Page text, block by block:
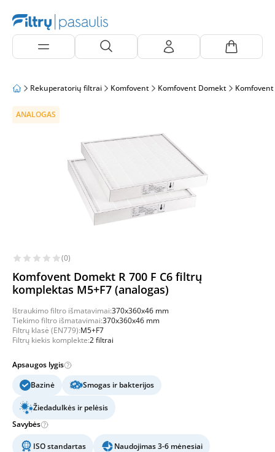
Rekuperatorių filtrai Komfovent Komfovent Domekt
ANALOGAS
(0)
Komfovent Domekt R 700 F C6 filtrų
komplektas M5+F7 (analogas)
Ištraukimo filtro išmatavimai:370x360x46 mm
Tiekimo filtro išmatavimai:370x360x46 mm
Filtrų klasė (EN779):M5+F7
Filtrų kiekis komplekte:2 filtrai
Apsaugos lygis
Bazinė
Smogas ir bakterijos
Žiedadulkės ir pelėsis
Savybės
ISO standartas Naudojimas 3-6 mėnesiai